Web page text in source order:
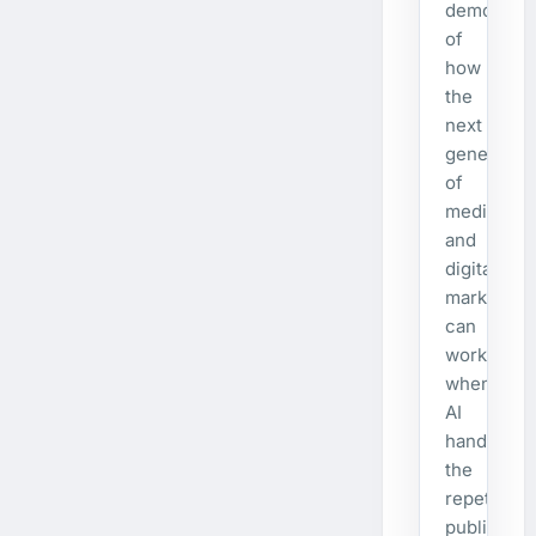
of
how
the
next
generation
of
media
and
digital
marketing
can
work
when
AI
handles
the
repetitive
publishing